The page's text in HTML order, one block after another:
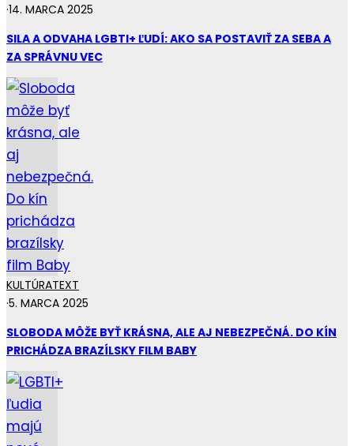
·14. MARCA 2025
SILA A ODVAHA LGBTI+ ĽUDÍ: AKO SA POSTAVIŤ ZA SEBA A
ZA SPRÁVNU VEC
KULTÚRATEXT
·5. MARCA 2025
SLOBODA MÔŽE BYŤ KRÁSNA, ALE AJ NEBEZPEČNÁ. DO KÍN
PRICHÁDZA BRAZÍLSKY FILM BABY